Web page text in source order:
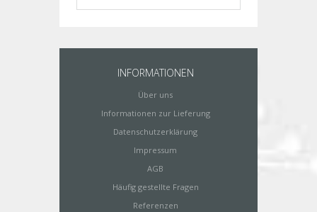
INFORMATIONEN
Über uns
Informationen zur Lieferung
Datenschutzerklärung
Impressum
AGB
Häufig gestellte Fragen
Referenzen